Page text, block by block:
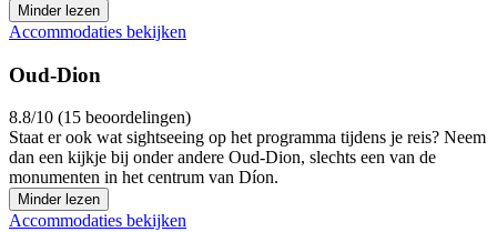
Minder lezen
Accommodaties bekijken
Oud-Dion
8.8/10 (15 beoordelingen)
Staat er ook wat sightseeing op het programma tijdens je reis? Neem
dan een kijkje bij onder andere Oud-Dion, slechts een van de
monumenten in het centrum van Díon.
Minder lezen
Accommodaties bekijken